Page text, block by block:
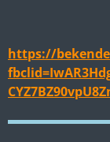
https://